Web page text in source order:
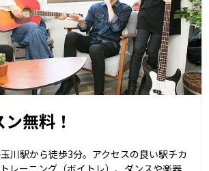
無料！
川駅から徒歩3分。アクセスの良い駅チカ